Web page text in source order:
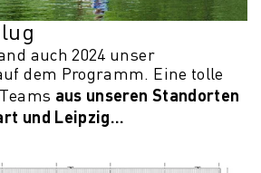
auch 2024 unser
dem Programm. Eine tolle
aus unseren Standorten
und Leipzig...